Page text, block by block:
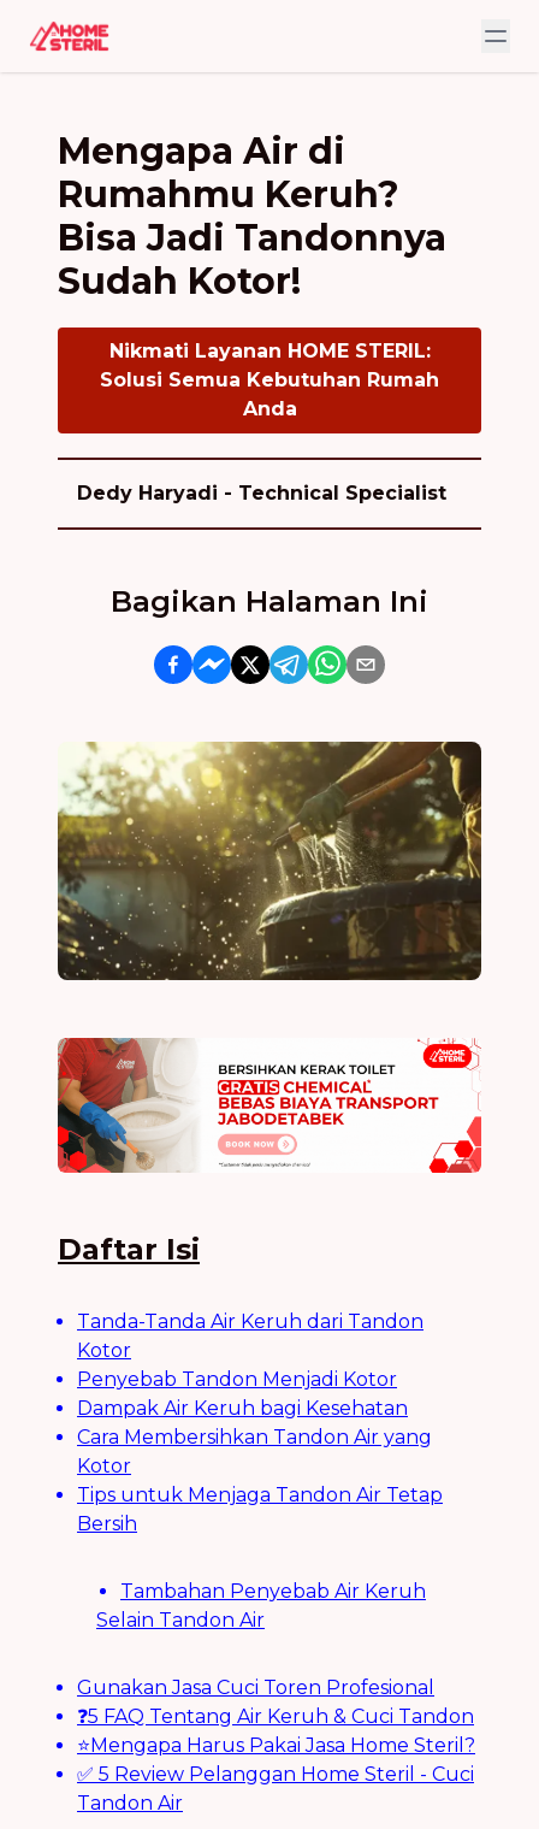
Mengapa Air di
Rumahmu Keruh?
Bisa Jadi Tandonnya
Sudah Kotor!
Nikmati Layanan HOME STERIL:
Solusi Semua Kebutuhan Rumah
Anda
Dedy Haryadi - Technical Specialist
Bagikan Halaman Ini
Daftar Isi
Tanda-Tanda Air Keruh dari Tandon
Kotor
Penyebab Tandon Menjadi Kotor
Dampak Air Keruh bagi Kesehatan
Cara Membersihkan Tandon Air yang
Kotor
Tips untuk Menjaga Tandon Air Tetap
Bersih
Tambahan Penyebab Air Keruh
Selain Tandon Air
Gunakan Jasa Cuci Toren Profesional
❓5 FAQ Tentang Air Keruh & Cuci Tandon
⭐Mengapa Harus Pakai Jasa Home Steril?
✅ 5 Review Pelanggan Home Steril - Cuci
Tandon Air